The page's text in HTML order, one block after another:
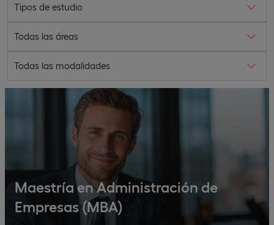
Tipos de estudio
Todas las áreas
Todas las modalidades
Maestría en Administración de
Empresas (MBA)